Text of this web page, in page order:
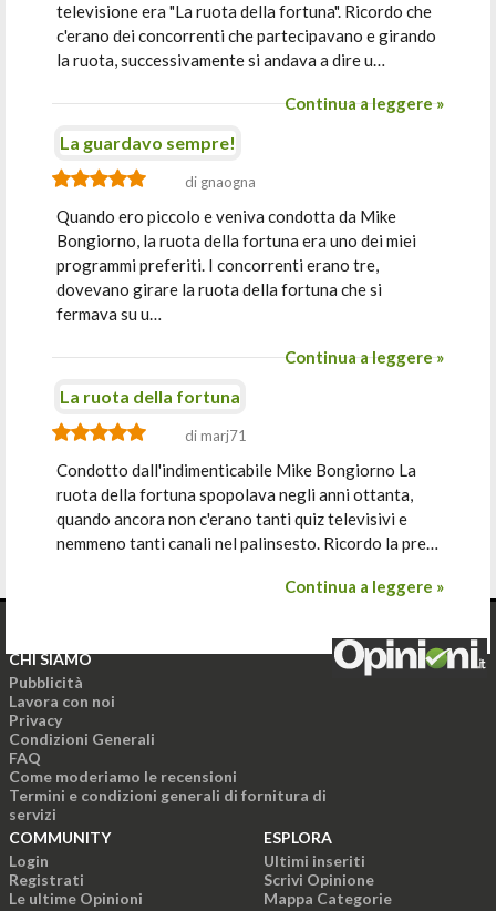
televisione era "La ruota della fortuna". Ricordo che
c'erano dei concorrenti che partecipavano e girando
la ruota, successivamente si andava a dire u…
Continua a leggere »
La guardavo sempre!
di gnaogna
Quando ero piccolo e veniva condotta da Mike
Bongiorno, la ruota della fortuna era uno dei miei
programmi preferiti. I concorrenti erano tre,
dovevano girare la ruota della fortuna che si
fermava su u…
Continua a leggere »
La ruota della fortuna
di marj71
Condotto dall'indimenticabile Mike Bongiorno La
ruota della fortuna spopolava negli anni ottanta,
quando ancora non c'erano tanti quiz televisivi e
nemmeno tanti canali nel palinsesto. Ricordo la pre…
Continua a leggere »
CHI SIAMO
Pubblicità
Lavora con noi
Privacy
Condizioni Generali
FAQ
Come moderiamo le recensioni
Termini e condizioni generali di fornitura di
servizi
COMMUNITY
Login
Registrati
Le ultime Opinioni
ESPLORA
Ultimi inseriti
Scrivi Opinione
Mappa Categorie